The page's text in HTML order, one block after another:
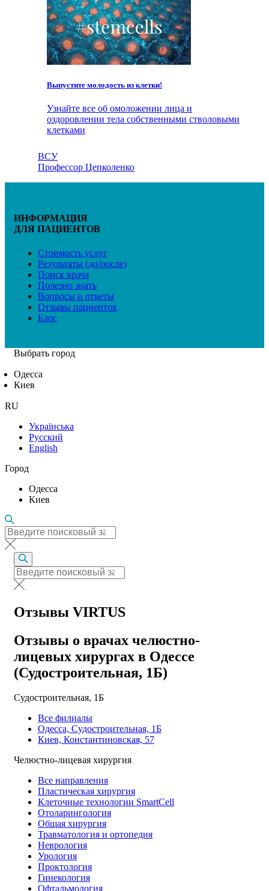
Выпустите молодость из клетки!
Узнайте все об омоложении лица и
оздоровлении тела собственными стволовыми
клетками
ВСУ
Профессор Цепколенко
ИНФОРМАЦИЯ
ДЛЯ ПАЦИЕНТОВ
Стоимость услуг
Результаты (до/после)
Поиск врача
Полезно знать
Вопросы и ответы
Отзывы пациентов
Блог
Выбрать город
Одесса
Киев
RU
Українська
Русский
English
Город
Одесса
Киев
Отзывы VIRTUS
Отзывы о врачах челюстно-
лицевых хирургах в Одессе
(Судостроительная, 1Б)
Судостроительная, 1Б
Все филиалы
Одесса, Судостроительная, 1Б
Киев, Константиновская, 57
Челюстно-лицевая хирургия
Все направления
Пластическая хирургия
Клеточные технологии SmartCell
Отоларингология
Общая хирургия
Травматология и ортопедия
Неврология
Урология
Проктология
Гинекология
Офтальмология